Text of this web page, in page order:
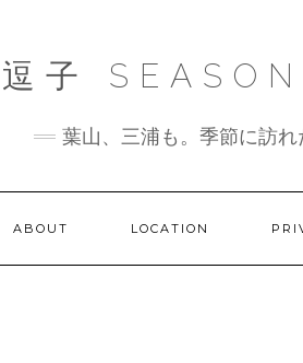
子
葉山、三浦も。季節に訪
ABOUT LOCATION